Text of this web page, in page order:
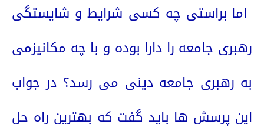
اما براستی چه کسی شرایط و شایستگی
رهبری جامعه را دارا بوده و با چه مکانیزمی
به رهبری جامعه دینی می رسد؟ در جواب
این پرسش ها باید گفت که بهترین راه حل